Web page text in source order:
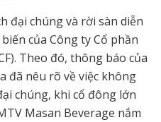
đại chúng và rời sàn diễn
của Công ty Cổ phần
Theo đó, thông báo của
đã nêu rõ về việc không
chúng, khi cổ đông lớn
Masan Beverage nắm